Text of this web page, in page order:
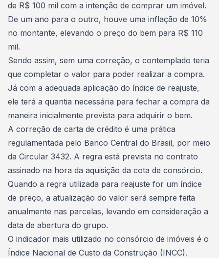
de R$ 100 mil com a intenção de comprar um imóvel.
De um ano para o outro, houve uma inflação de 10%
no montante, elevando o preço do bem para R$ 110
mil.
Sendo assim, sem uma correção, o contemplado teria
que completar o valor para poder realizar a compra.
Já com a adequada aplicação do índice de reajuste,
ele terá a quantia necessária para fechar a compra da
maneira inicialmente prevista para adquirir o bem.
A correção de carta de crédito é uma prática
regulamentada pelo Banco Central do Brasil, por meio
da Circular 3432. A regra está prevista no contrato
assinado na hora da aquisição da cota de consórcio.
Quando a regra utilizada para reajuste for um índice
de preço, a atualização do valor será sempre feita
anualmente nas parcelas, levando em consideração a
data de abertura do grupo.
O indicador mais utilizado no consórcio de imóveis é o
Índice Nacional de Custo da Construção (INCC).